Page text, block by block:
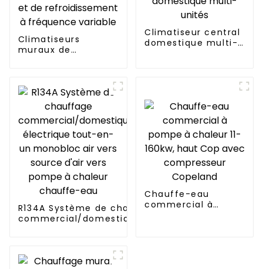
Climatiseurs
muraux de
Climatiseur central
domestique multi-
R134A Système de chauffage
commercial/domestique/résidentiel
chaleur chauffe-eau
Chauffe-eau
commercial à